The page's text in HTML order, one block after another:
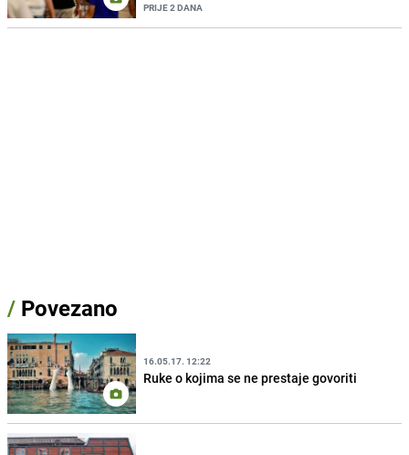
PRIJE 2 DANA
/ Povezano
16.05.17. 12:22
Ruke o kojima se ne prestaje govoriti